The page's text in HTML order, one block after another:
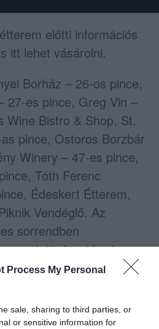
Process My Personal
sale, sharing to third parties, or
or sensitive information for
előtti információs
itt lehet vásárolni.
Borház – 26-os pince,
27-es pince, Greg Vin –
Wine Bistro & Shop, St.
pince, Ostoros Borzbár
Winery – 47-es pince,
Tóth Ferenc
Édeskert Étterem,
Vendéglő. Az
sorrendben
vezetett pincetúra is.
program pontos leírása és